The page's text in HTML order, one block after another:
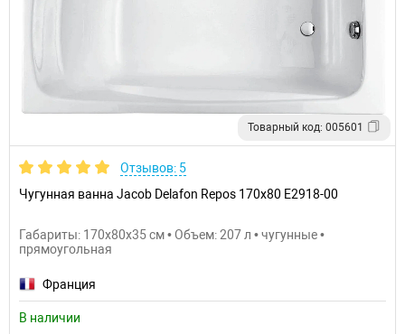
Товарный код: 005601
Отзывов: 5
Чугунная ванна Jacob Delafon Repos 170x80 E2918-00
Габариты: 170x80x35 см • Объем: 207 л • чугунные •
прямоугольная
Франция
В наличии